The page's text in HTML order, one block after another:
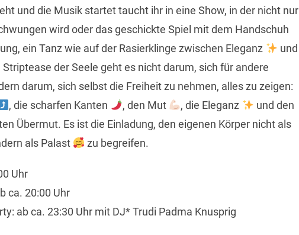
und die Musik startet taucht ihr in eine Show, in der nicht nur
wird oder das geschickte Spiel mit dem Handschuh
ein Tanz wie auf der Rasierklinge zwischen Eleganz
und
Striptease der Seele geht es nicht darum, sich für andere
darum, sich selbst die Freiheit zu nehmen, alles zu zeigen:
, die scharfen Kanten , den Mut , die Eleganz
und den
Übermut. Es ist die Einladung, den eigenen Körper nicht als
als Palast
zu begreifen.
Uhr
ca. 20:00 Uhr
ab ca. 23:30 Uhr mit DJ* Trudi Padma Knusprig